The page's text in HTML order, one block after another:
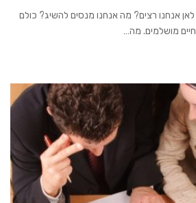
אנחנו רצים? מה אנחנו מנסים להשיג? כולם
חיים מושלמים. מה…